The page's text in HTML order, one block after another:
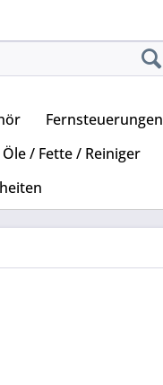
Fernsteuerungen
Öle / Fette / Reiniger